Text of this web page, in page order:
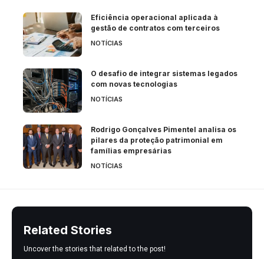
Eficiência operacional aplicada à
gestão de contratos com terceiros
NOTÍCIAS
O desafio de integrar sistemas legados
com novas tecnologias
NOTÍCIAS
Rodrigo Gonçalves Pimentel analisa os
pilares da proteção patrimonial em
famílias empresárias
NOTÍCIAS
Related Stories
Uncover the stories that related to the post!